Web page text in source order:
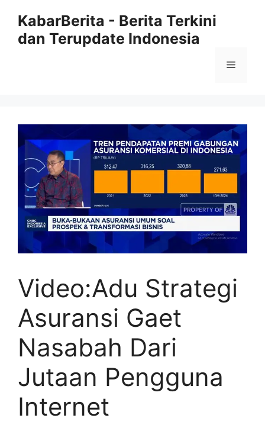
KabarBerita - Berita Terkini
dan Terupdate Indonesia
Menu
Video:Adu Strategi
Asuransi Gaet
Nasabah Dari
Jutaan Pengguna
Internet